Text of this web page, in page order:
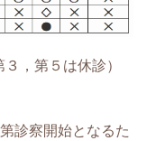
，第５は休診）
診察開始となるた